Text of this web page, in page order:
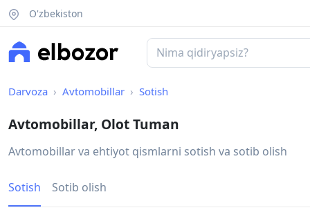
O'zbekiston
Darvoza Avtomobillar Sotish
Avtomobillar, Olot Tuman
Avtomobillar va ehtiyot qismlarni sotish va sotib olish
Sotish Sotib olish